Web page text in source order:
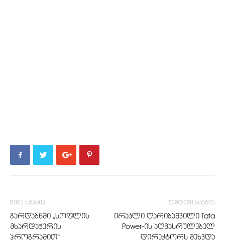
წინა სტატია
გარდაბნში „სოფლის
მხარდაჭერის
პროგრამით“
შემდეგი სტატია
ირაკლი ღარიბაშვილი Tata
Power-ის აღმასრულებელ
დირექტორს შეხვდა